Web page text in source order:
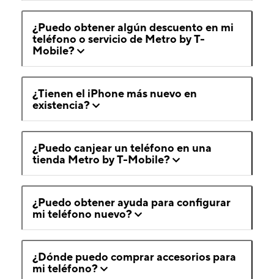
¿Puedo obtener algún descuento en mi
teléfono o servicio de Metro by T-
Mobile?
¿Tienen el iPhone más nuevo en
existencia?
¿Puedo canjear un teléfono en una
tienda Metro by T-Mobile?
¿Puedo obtener ayuda para configurar
mi teléfono nuevo?
¿Dónde puedo comprar accesorios para
mi teléfono?